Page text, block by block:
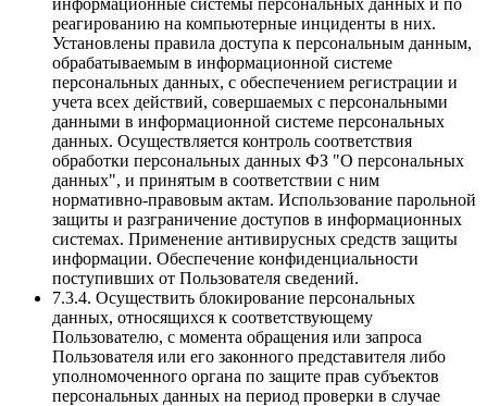
информационные системы персональных данных и по
реагированию на компьютерные инциденты в них.
Установлены правила доступа к персональным данным,
обрабатываемым в информационной системе
персональных данных, с обеспечением регистрации и
учета всех действий, совершаемых с персональными
данными в информационной системе персональных
данных. Осуществляется контроль соответствия
обработки персональных данных ФЗ "О персональных
данных", и принятым в соответствии с ним
нормативно-правовым актам. Использование парольной
защиты и разграничение доступов в информационных
системах. Применение антивирусных средств защиты
информации. Обеспечение конфиденциальности
поступивших от Пользователя сведений.
7.3.4. Осуществить блокирование персональных
данных, относящихся к соответствующему
Пользователю, с момента обращения или запроса
Пользователя или его законного представителя либо
уполномоченного органа по защите прав субъектов
персональных данных на период проверки в случае